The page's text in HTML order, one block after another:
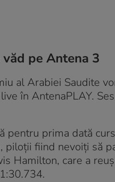
pe Antena 3
al Arabiei Saudite
în AntenaPLAY.
pentru prima dată
fiind nevoiți să
Hamilton, care a